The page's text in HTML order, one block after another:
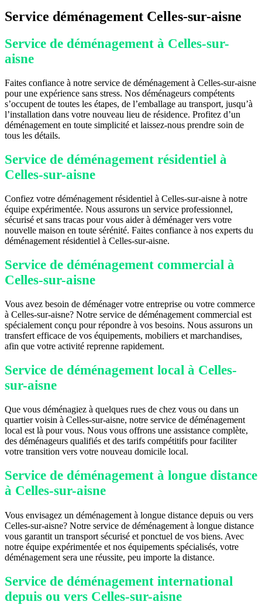
Service déménagement Celles-sur-aisne
Service de déménagement à Celles-sur-
aisne
Faites confiance à notre service de déménagement à Celles-sur-aisne
pour une expérience sans stress. Nos déménageurs compétents
s’occupent de toutes les étapes, de l’emballage au transport, jusqu’à
l’installation dans votre nouveau lieu de résidence. Profitez d’un
déménagement en toute simplicité et laissez-nous prendre soin de
tous les détails.
Service de déménagement résidentiel à
Celles-sur-aisne
Confiez votre déménagement résidentiel à Celles-sur-aisne à notre
équipe expérimentée. Nous assurons un service professionnel,
sécurisé et sans tracas pour vous aider à déménager vers votre
nouvelle maison en toute sérénité. Faites confiance à nos experts du
déménagement résidentiel à Celles-sur-aisne.
Service de déménagement commercial à
Celles-sur-aisne
Vous avez besoin de déménager votre entreprise ou votre commerce
à Celles-sur-aisne? Notre service de déménagement commercial est
spécialement conçu pour répondre à vos besoins. Nous assurons un
transfert efficace de vos équipements, mobiliers et marchandises,
afin que votre activité reprenne rapidement.
Service de déménagement local à Celles-
sur-aisne
Que vous déménagiez à quelques rues de chez vous ou dans un
quartier voisin à Celles-sur-aisne, notre service de déménagement
local est là pour vous. Nous vous offrons une assistance complète,
des déménageurs qualifiés et des tarifs compétitifs pour faciliter
votre transition vers votre nouveau domicile local.
Service de déménagement à longue distance
à Celles-sur-aisne
Vous envisagez un déménagement à longue distance depuis ou vers
Celles-sur-aisne? Notre service de déménagement à longue distance
vous garantit un transport sécurisé et ponctuel de vos biens. Avec
notre équipe expérimentée et nos équipements spécialisés, votre
déménagement sera une réussite, peu importe la distance.
Service de déménagement international
depuis ou vers Celles-sur-aisne